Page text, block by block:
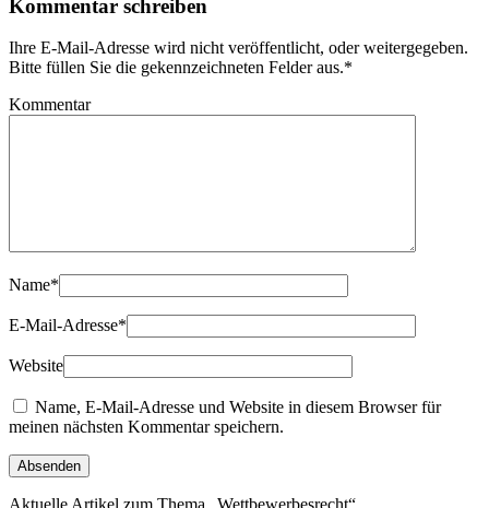
Kommentar schreiben
Ihre E-Mail-Adresse wird nicht veröffentlicht, oder weitergegeben.
Bitte füllen Sie die gekennzeichneten Felder aus.*
Kommentar
Name*
E-Mail-Adresse*
Website
Name, E-Mail-Adresse und Website in diesem Browser für
meinen nächsten Kommentar speichern.